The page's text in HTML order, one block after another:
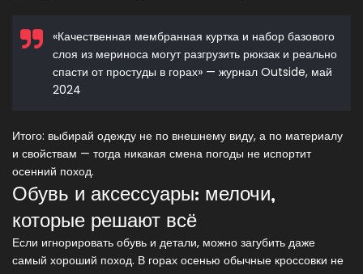
«Качественная мембранная куртка и набор базового
слоя из мериноса могут разгрузить рюкзак и реально
спасти от простуды в горах» — журнал Outside, май
2024
Итого: выбирай одежду не по внешнему виду, а по материалу
и свойствам — тогда никакая смена погоды не испортит
осенний поход.
Обувь и аксессуары: мелочи,
которые решают всё
Если игнорировать обувь и детали, можно загубить даже
самый хороший поход. В горах осенью обычные кроссовки не